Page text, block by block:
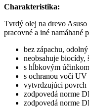
Charakteristika:
Tvrdý olej na drevo
pracovné a iné namáhané
bez zápachu,
neobsahuje
s hĺbkovým
s ochranou voči UV
vytvrdzujúci povrch
zodpovedá norme
zodpovedá norme